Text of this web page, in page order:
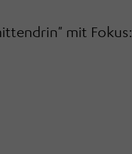
mit Fokus: